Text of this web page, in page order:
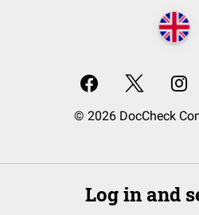
© 2026 DocCheck
Log in and